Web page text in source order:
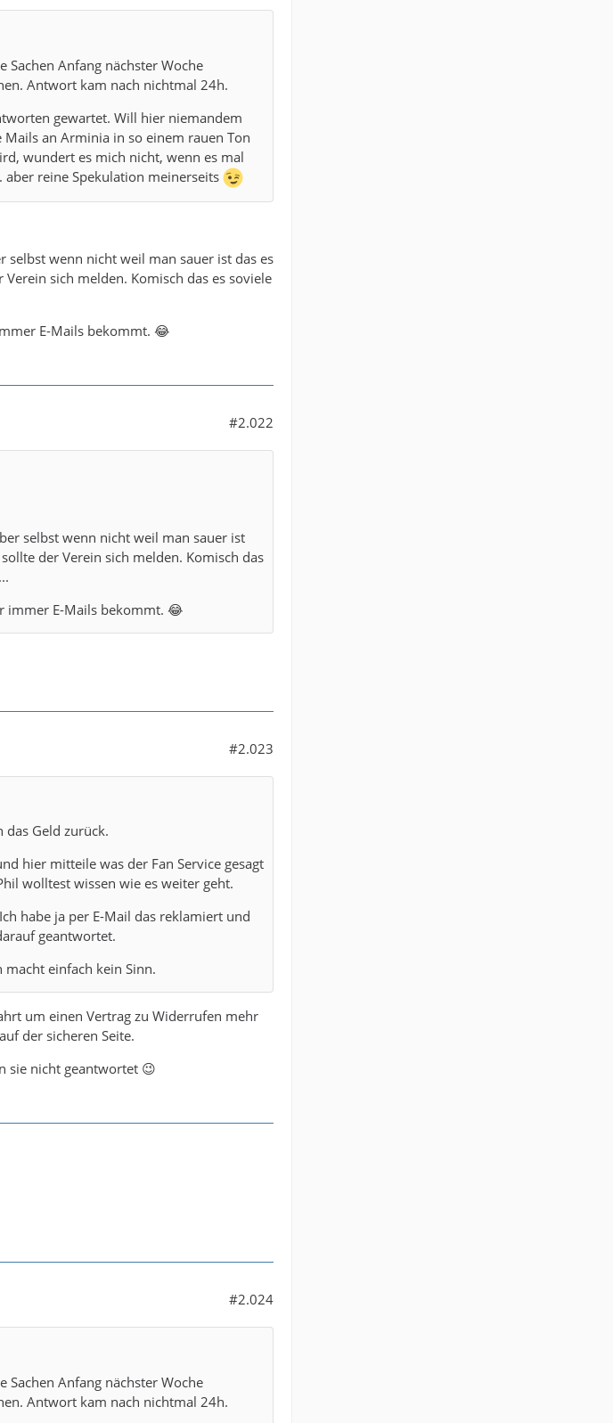
Anfang nächster Woche
Antwort kam nach nichtmal 24h.
gewartet. Will hier niemandem
an Arminia in so einem rauen Ton
wundert es mich nicht, wenn es mal
reine Spekulation meinerseits
wenn nicht weil man sauer ist das es
sich melden. Komisch das es soviele
E-Mails bekommt. 😂
#2.022
selbst wenn nicht weil man sauer ist
der Verein sich melden. Komisch das
immer E-Mails bekommt. 😂
#2.023
das Geld zurück.
hier mitteile was der Fan Service gesagt
wolltest wissen wie es weiter geht.
habe ja per E-Mail das reklamiert und
geantwortet.
einfach kein Sinn.
um einen Vertrag zu Widerrufen mehr
der sicheren Seite.
sie nicht geantwortet 😉
#2.024
Anfang nächster Woche
Antwort kam nach nichtmal 24h.